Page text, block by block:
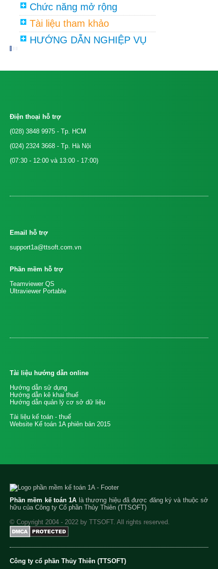
Chức năng mở rộng
Tài liệu tham khảo
HƯỚNG DẪN NGHIỆP VỤ
Điện thoại hỗ trợ
(028) 3848 9975 - Tp. HCM
(024) 2324 3668 - Tp. Hà Nội
(07:30 - 12:00 và 13:00 - 17:00)
Email hỗ trợ
support1a@ttsoft.com.vn
Phần mềm hỗ trợ
Teamviewer QS
Ultraviewer Portable
Tài liệu hướng dẫn online
Hướng dẫn sử dụng
Hướng dẫn kê khai thuế
Hướng dẫn quản lý cơ sở dữ liệu
Tài liệu kế toán - thuế
Website Kế toán 1A phiên bản 2015
Phần mềm kế toán 1A là thương hiệu đã được đăng ký và thuộc sở
hữu của Công ty Cổ phần Thủy Thiên (TTSOFT)
© Copyright 2004 - 2022 by TTSOFT. All rights reserved.
Công ty cổ phần Thủy Thiên (TTSOFT)